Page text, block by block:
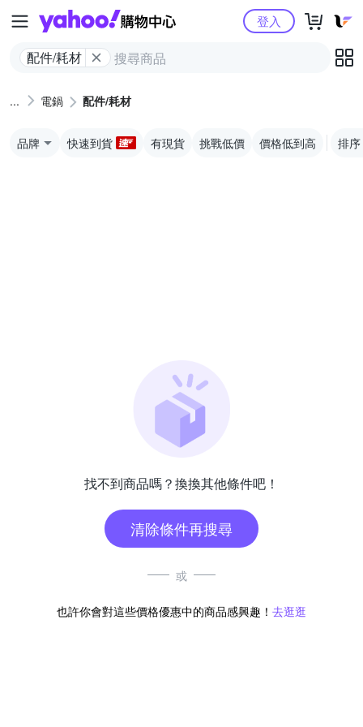
Yahoo購物中心
配件/耗材
登入
電鍋 配件/耗材
品牌 快速到貨 有現貨 挑戰低價 價格低到高 排序
找不到商品嗎？換換其他條件吧！
清除條件再搜尋
或
也許你會對這些價格優惠中的商品感興趣！ 去逛逛